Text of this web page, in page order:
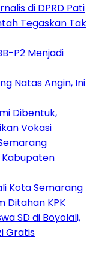
di DPRD Pati
Tegaskan Tak
P2 Menjadi
Natas Angin, Ini
Dibentuk,
Vokasi
Kabupaten
Kota Semarang
Ditahan KPK
SD di Boyolali,
Gratis